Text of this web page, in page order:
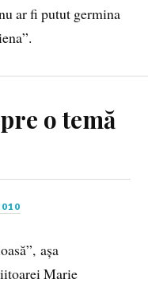
ar fi putut germina
o temă
așa
Marie